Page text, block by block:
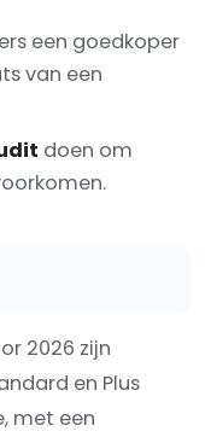
een goedkoper
van een
doen om
2026 zijn
en Plus
met een